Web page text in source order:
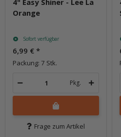
4" Easy Shiner - Lee La
Orange
Sofort verfügbar
6,99 € *
Packung: 7 Stk.
Pkg.
Frage zum Artikel